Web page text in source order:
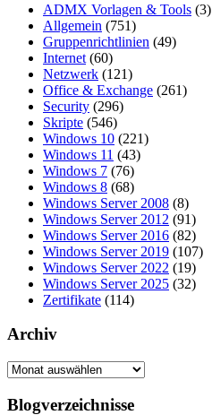
ADMX Vorlagen & Tools (3)
Allgemein (751)
Gruppenrichtlinien (49)
Internet (60)
Netzwerk (121)
Office & Exchange (261)
Security (296)
Skripte (546)
Windows 10 (221)
Windows 11 (43)
Windows 7 (76)
Windows 8 (68)
Windows Server 2008 (8)
Windows Server 2012 (91)
Windows Server 2016 (82)
Windows Server 2019 (107)
Windows Server 2022 (19)
Windows Server 2025 (32)
Zertifikate (114)
Archiv
Archiv
Blogverzeichnisse